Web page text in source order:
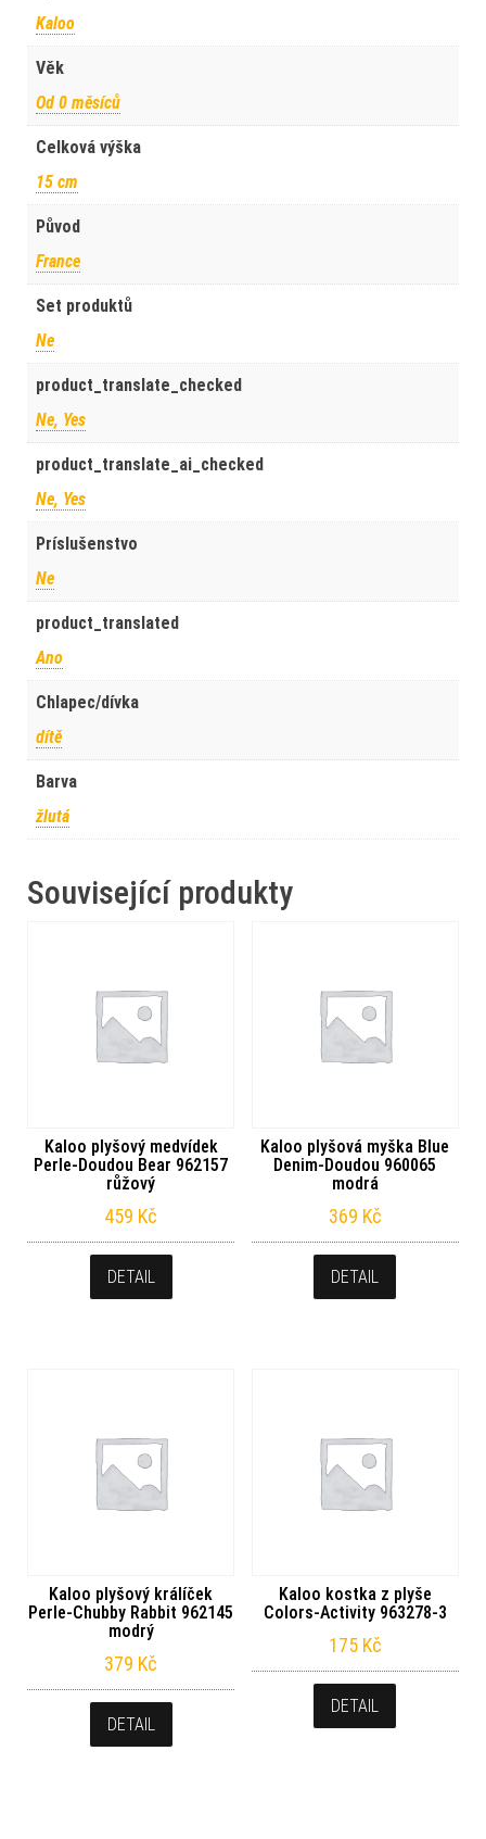
Kaloo
Věk
Od 0 měsíců
Celková výška
15 cm
Původ
France
Set produktů
Ne
product_translate_checked
Ne, Yes
product_translate_ai_checked
Ne, Yes
Príslušenstvo
Ne
product_translated
Ano
Chlapec/dívka
dítě
Barva
žlutá
Související produkty
Kaloo plyšový medvídek
Perle-Doudou Bear 962157
růžový
459 Kč
DETAIL
Kaloo plyšová myška Blue
Denim-Doudou 960065
modrá
369 Kč
DETAIL
Kaloo plyšový králíček
Perle-Chubby Rabbit 962145
modrý
379 Kč
DETAIL
Kaloo kostka z plyše
Colors-Activity 963278-3
175 Kč
DETAIL